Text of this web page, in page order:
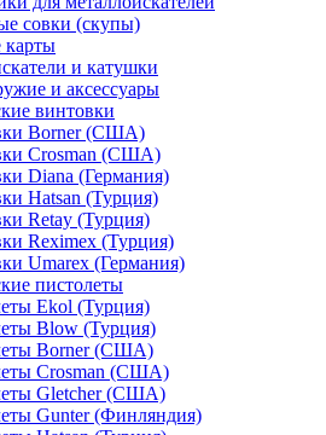
совки (скупы)
карты
и катушки
и аксессуары
винтовки
Borner (США)
Crosman (США)
Diana (Германия)
Hatsan (Турция)
Retay (Турция)
Reximex (Турция)
Umarex (Германия)
пистолеты
Ekol (Турция)
Blow (Турция)
Borner (США)
Crosman (США)
Gletcher (США)
Gunter (Финляндия)